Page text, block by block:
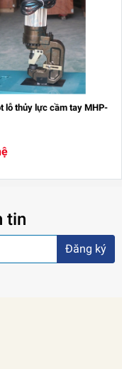
lỗ thủy lực cầm tay MHP-
tin
Đăng ký